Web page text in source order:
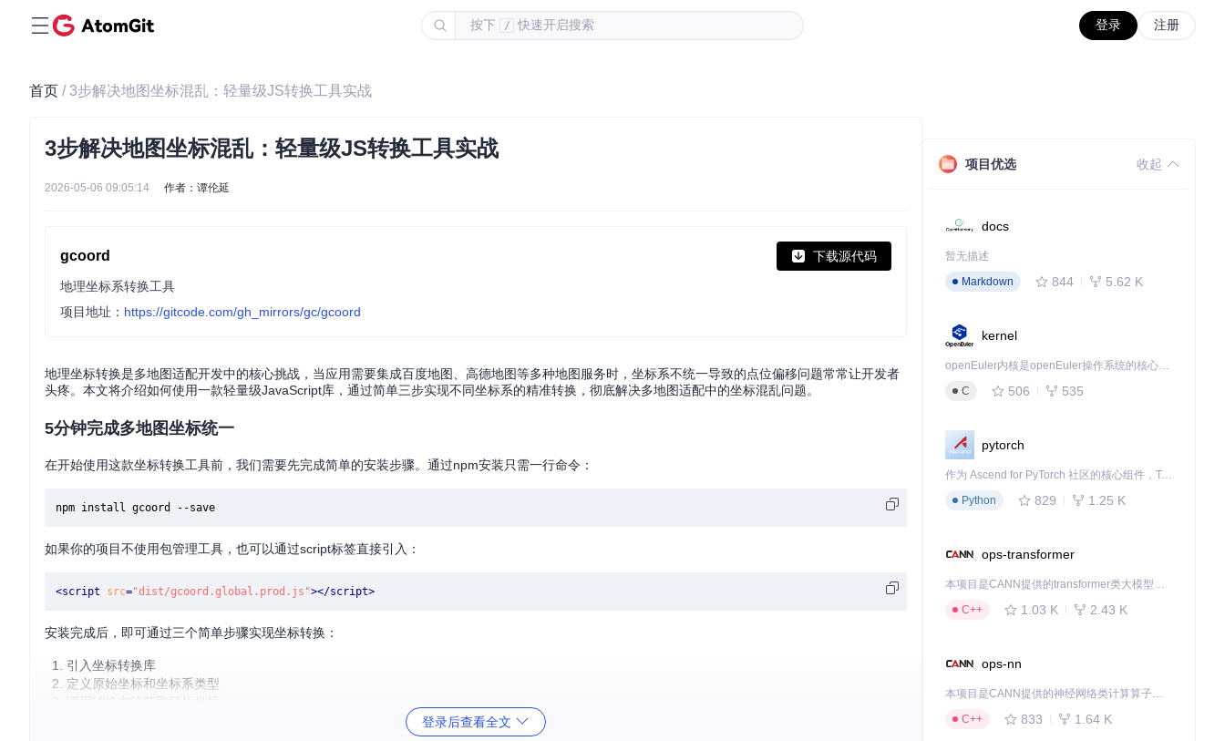
按下 / 快速开启搜索 登录 注册
首页 / 3步解决地图坐标混乱：轻量级JS转换工具实战
3步解决地图坐标混乱：轻量级JS转换工具实战
2026-05-06 09:05:14 作者：谭伦延
gcoord 下载源代码
地理坐标系转换工具
项目地址： https://gitcode.com/gh_mirrors/gc/gcoord
地理坐标转换是多地图适配开发中的核心挑战，当应用需要集成百度地图、高德地图等多种地图服务时，坐标系不统一导致的点位偏移问题常常让开发者
头疼。本文将介绍如何使用一款轻量级JavaScript库，通过简单三步实现不同坐标系的精准转换，彻底解决多地图适配中的坐标混乱问题。
5分钟完成多地图坐标统一
在开始使用这款坐标转换工具前，我们需要先完成简单的安装步骤。通过npm安装只需一行命令：
如果你的项目不使用包管理工具，也可以通过script标签直接引入：
<script src="dist/gcoord.global.prod.js"></script>
安装完成后，即可通过三个简单步骤实现坐标转换：
引入坐标转换库
定义原始坐标和坐标系类型
登录后查看全文
项目优选 收起
docs
暂无描述
Markdown
844 5.62 K
kernel
openEuler内核是openEuler操作系统的核心，既是系统性能与稳定性的基石，也是连接处理器、设备与服务的桥梁。
C
506 535
pytorch
作为 Ascend for PyTorch 社区的核心组件，TorchNPU 是昇腾专为 PyTorch 打造的深度学习适配插件，使 PyTorch 框架能够直接调用昇腾 NPU，为开发者提供昇腾 AI 处理器的超强算力。
Python
829 1.25 K
ops-transformer
本项目是CANN提供的transformer类大模型算子库，实现网络在NPU上加速计算。
C++
1.03 K 2.43 K
ops-nn
本项目是CANN提供的神经网络类计算算子库，实现网络在NPU上加速计算。
C++
833 1.64 K